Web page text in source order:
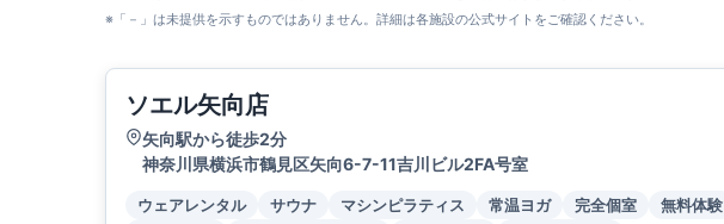
※「－」は未提供を示すものではありません。詳細は各施設の公式サイトをご確認ください。
ソエル矢向店
矢向駅から徒歩2分
神奈川県横浜市鶴見区矢向6-7-11吉川ビル2FA号室
ウェアレンタル サウナ マシンピラティス 常温ヨガ 完全個室
無料体験